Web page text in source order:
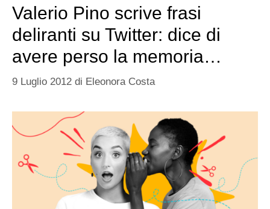
Valerio Pino scrive frasi
deliranti su Twitter: dice di
avere perso la memoria…
9 Luglio 2012 di Eleonora Costa